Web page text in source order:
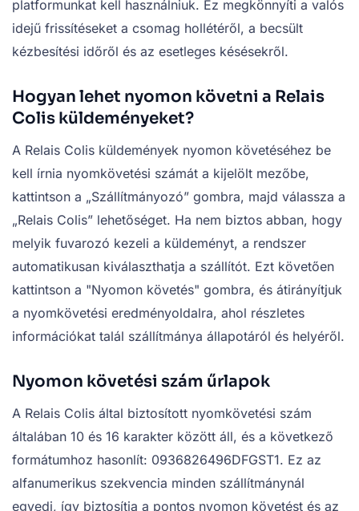
platformunkat kell használniuk. Ez megkönnyíti a valós
idejű frissítéseket a csomag hollétéről, a becsült
kézbesítési időről és az esetleges késésekről.
Hogyan lehet nyomon követni a Relais
Colis küldeményeket?
A Relais Colis küldemények nyomon követéséhez be
kell írnia nyomkövetési számát a kijelölt mezőbe,
kattintson a „Szállítmányozó” gombra, majd válassza a
„Relais Colis” lehetőséget. Ha nem biztos abban, hogy
melyik fuvarozó kezeli a küldeményt, a rendszer
automatikusan kiválaszthatja a szállítót. Ezt követően
kattintson a "Nyomon követés" gombra, és átirányítjuk
a nyomkövetési eredményoldalra, ahol részletes
információkat talál szállítmánya állapotáról és helyéről.
Nyomon követési szám űrlapok
A Relais Colis által biztosított nyomkövetési szám
általában 10 és 16 karakter között áll, és a következő
formátumhoz hasonlít: 0936826496DFGST1. Ez az
alfanumerikus szekvencia minden szállítmánynál
egyedi, így biztosítja a pontos nyomon követést és az